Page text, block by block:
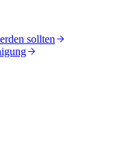
sollten